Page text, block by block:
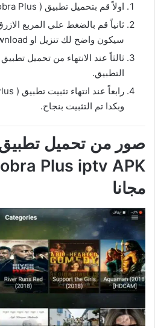
اولاً قم بتحميل تطبيق ( Cobra Plus ) من اسفل المقال .
ثانياً قم بالضغط علي المربع
سيكون واضح لك تنزيل او download.
التطبيق.
وبكدا تم التثبيت بنجاح.
صور من تحميل
مجانا